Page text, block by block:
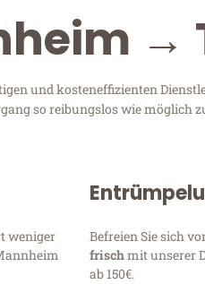
→
und kosteneffizienten
so reibungslos wie möglich
weniger
Befreien Sie sich
frischmit unserer
ab 150€.